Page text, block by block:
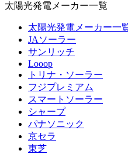
太陽光発電メーカー一覧
太陽光発電メーカー一
JAソーラー
サンリッチ
Looop
トリナ・ソーラー
フジプレミアム
スマートソーラー
シャープ
パナソニック
京セラ
東芝